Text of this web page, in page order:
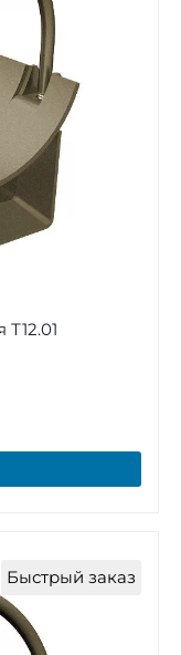
Быстрый заказ